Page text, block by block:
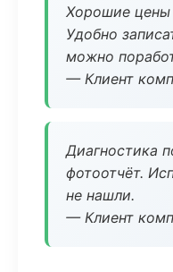
Хорошие цены
Удобно
можно
— Клиент
Диагностика
фотоотчёт.
не нашли.
— Клиент